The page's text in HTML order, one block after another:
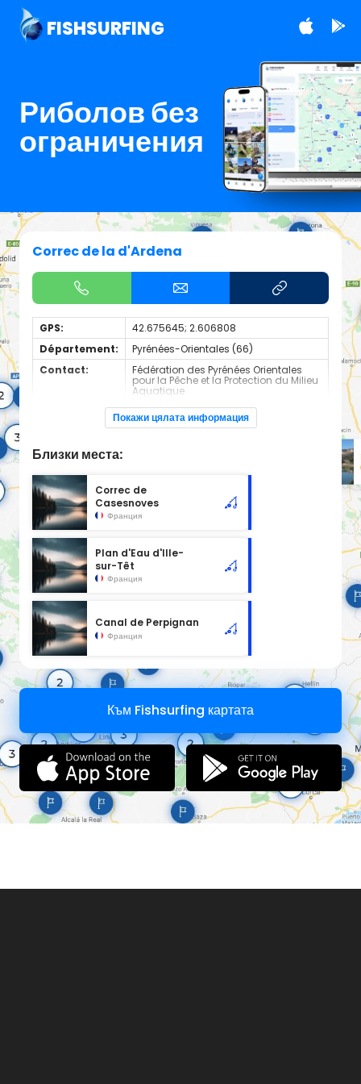
FISHSURFING
Риболов без
ограничения
Correc de la d'Ardena
GPS:
42.675645; 2.606808
Département:
Pyrénées-Orientales (66)
Contact:
Fédération des Pyrénées Orientales
pour la Pêche et la Protection du Milieu
Aquatique
Carnassier, carpe, poisson blanc
Cours d'eau en 2nd catégorie
Покажи цялата информация
Близки места:
Correc de
Casesnoves
Франция
Plan d'Eau d'Ille-
sur-Têt
Франция
Canal de Perpignan
Франция
Към Fishsurfing картата